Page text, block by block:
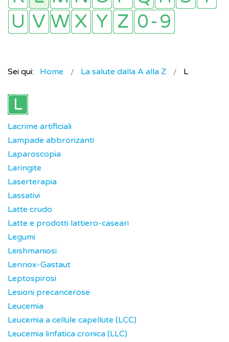
Sei qui: Home La salute dalla A alla Z L
Lacrime artificiali
Lampade abbronzanti
Laparoscopia
Laringite
Laserterapia
Lassativi
Latte crudo
Latte e prodotti lattiero-caseari
Legumi
Leishmaniosi
Lennox-Gastaut
Leptospirosi
Lesioni precancerose
Leucemia
Leucemia a cellule capellute (LCC)
Leucemia linfatica cronica (LLC)